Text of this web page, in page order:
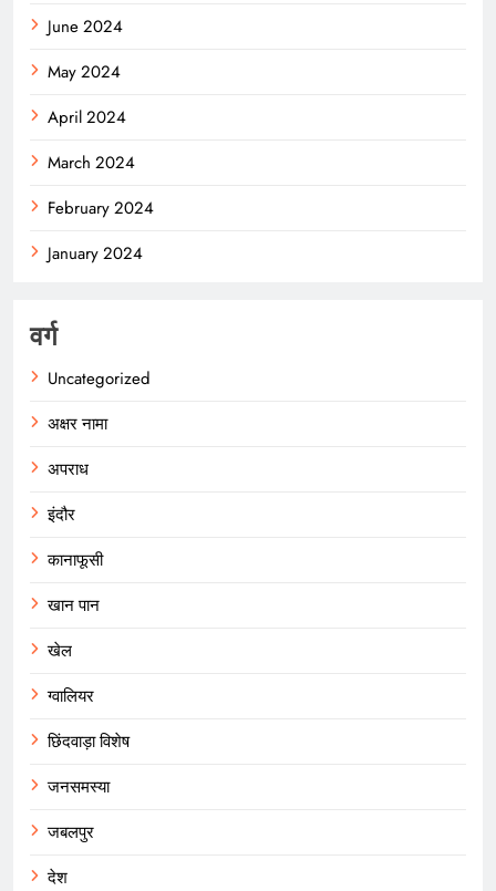
June 2024
May 2024
April 2024
March 2024
February 2024
January 2024
वर्ग
Uncategorized
अक्षर नामा
अपराध
इंदौर
कानाफूसी
खान पान
खेल
ग्वालियर
छिंदवाड़ा विशेष
जनसमस्या
जबलपुर
देश